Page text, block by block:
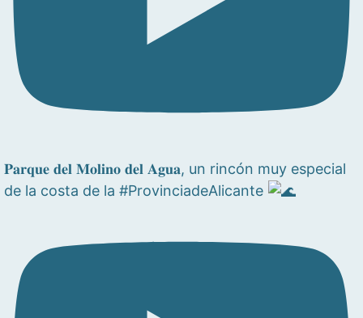
𝐏𝐚𝐫𝐪𝐮𝐞 𝐝𝐞𝐥 𝐌𝐨𝐥𝐢𝐧𝐨 𝐝𝐞𝐥 𝐀𝐠𝐮𝐚, un rincón muy especial
de la costa de la #ProvinciadeAlicante